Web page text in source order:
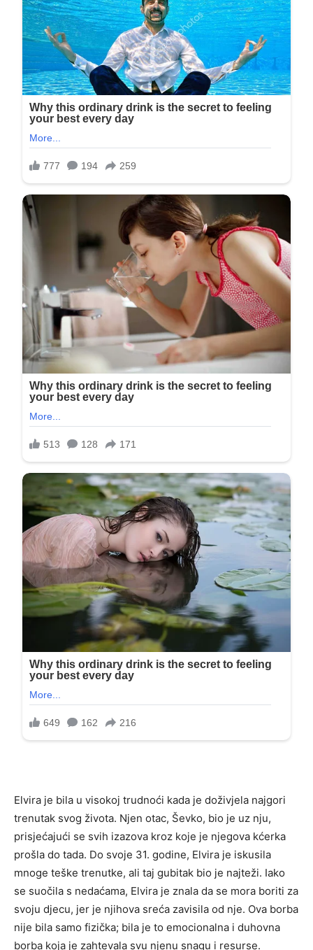
Elvira je bila u visokoj trudnoći kada je doživjela najgori
trenutak svog života. Njen otac, Ševko, bio je uz nju,
prisjećajući se svih izazova kroz koje je njegova kćerka
prošla do tada. Do svoje 31. godine, Elvira je iskusila
mnoge teške trenutke, ali taj gubitak bio je najteži. Iako
se suočila s nedaćama, Elvira je znala da se mora boriti za
svoju djecu, jer je njihova sreća zavisila od nje. Ova borba
nije bila samo fizička; bila je to emocionalna i duhovna
borba koja je zahtevala svu njenu snagu i resurse.